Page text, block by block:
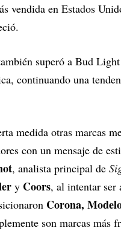
vendida en Estados
superó a Bud
continuando una
medida otras marcas
con un mensaje de
, analista principal de
y Coors, al intentar ser
Corona,
son marcas más